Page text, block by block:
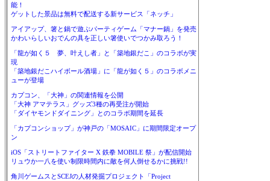
能！
ゲットした景品は無料で配送する新サービス「ネッチ」
アイアップ、箸と鍋で遊ぶパーティゲーム「マナー鍋」を発売
かわいらしいおでんの具を正しい箸使いでつかみ取ろう！
「龍が如く５ 夢、叶えし者」と「築地銀だこ」のコラボが実
現
「築地銀だこハイボール酒場」に「龍が如く５」のコラボメニ
ューが登場
カプコン、「大神」の関連情報を公開
「大神 アマテラス」グッズ3種の再受注が開始
「ダイヤモンドダイニング」とのコラボ期間を延長
「カプコンショップ」が神戸の「MOSAIC」に期間限定オープ
ン
iOS「ストリートファイター X 鉄拳 MOBILE 祭」が配信開始
リュウか一八を使い制限時間内に敵を何人倒せるかに挑戦!!
角川ゲームスとSCEJの人材発掘プロジェクト「Project